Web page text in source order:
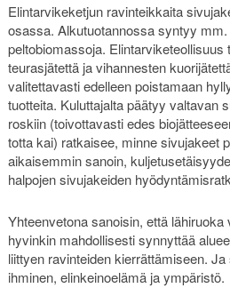
Elintarvikeketjun ravinteikkaita
osassa. Alkutuotannossa syntyy
peltobiomassoja.
teurasjätettä ja vihannesten
valitettavasti edelleen poistamaan
tuotteita. Kuluttajalta päätyy valtavan
roskiin (toivottavasti edes
totta kai) ratkaisee, minne sivujakeet
aikaisemmin sanoin,
halpojen sivujakeiden
Yhteenvetona sanoisin, että
hyvinkin mahdollisesti synnyttää
liittyen ravinteiden kierrättämiseen.
ihminen, elinkeinoelämä ja ympäristö.